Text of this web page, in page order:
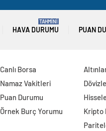
HAVA DURUMU
TAHMİNİ
PUAN
Canlı Borsa
Namaz Vakitleri
Puan Durumu
Örnek Burç Yorumu
Kripto